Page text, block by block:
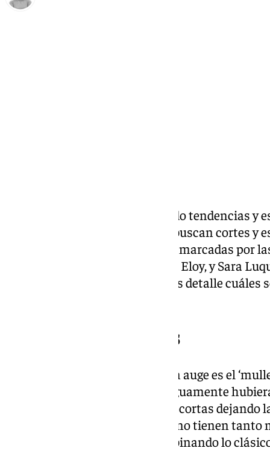
sigue renovando tendencias y
Tanto hombres como mujeres buscan cortes y
personalidad y sigan las modas marcadas por
barbera de la academia Antonio Eloy, y Sara
academia, nos explican con más detalle cuáles
Peinados masculinos
A día de hoy uno de los cortes en auge es el
Australia y que en España antiguamente
con las patillas definidas y más cortas dejando
atrás más larga. «Los chicos ya no tienen tanto
poquito más largo y están combinando lo